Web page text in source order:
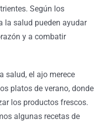
Según los
la salud pueden ayudar
y a combatir
salud, el ajo merece
platos de verano, donde
los productos frescos.
algunas recetas de